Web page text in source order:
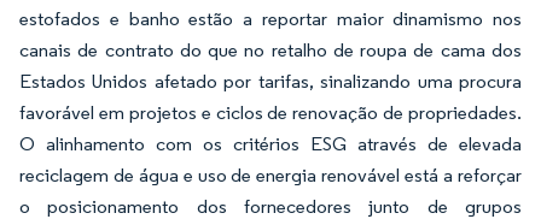
estofados e banho estão a reportar maior dinamismo nos
canais de contrato do que no retalho de roupa de cama dos
Estados Unidos afetado por tarifas, sinalizando uma procura
favorável em projetos e ciclos de renovação de propriedades.
O alinhamento com os critérios ESG através de elevada
reciclagem de água e uso de energia renovável está a reforçar
o posicionamento dos fornecedores junto de grupos